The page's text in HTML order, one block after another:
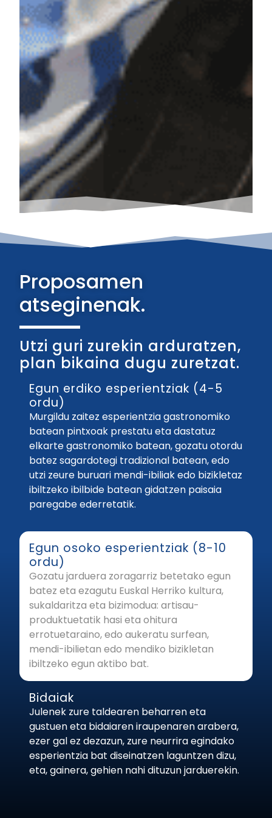
Proposamen
atseginenak.
Utzi guri zurekin arduratzen,
plan bikaina dugu zuretzat.
Egun erdiko esperientziak (4-5
ordu)
Murgildu zaitez esperientzia gastronomiko
batean pintxoak prestatu eta dastatuz
elkarte gastronomiko batean, gozatu otordu
batez sagardotegi tradizional batean, edo
utzi zeure buruari mendi-ibiliak edo bizikletaz
ibiltzeko ibilbide batean gidatzen paisaia
paregabe ederretatik.
Egun osoko esperientziak (8-10
ordu)
Gozatu jarduera zoragarriz betetako egun
batez eta ezagutu Euskal Herriko kultura,
sukaldaritza eta bizimodua: artisau-
produktuetatik hasi eta ohitura
errotuetaraino, edo aukeratu surfean,
mendi-ibilietan edo mendiko bizikletan
ibiltzeko egun aktibo bat.
Bidaiak
Julenek zure taldearen beharren eta
gustuen eta bidaiaren iraupenaren arabera,
ezer gal ez dezazun, zure neurrira egindako
esperientzia bat diseinatzen laguntzen dizu,
eta, gainera, gehien nahi dituzun jarduerekin.